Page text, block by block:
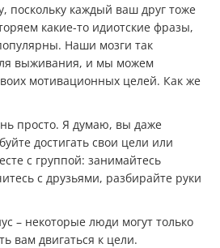
поскольку каждый ваш друг тоже
какие-то идиотские фразы,
Наши мозги так
выживания, и мы можем
мотивационных целей. Как же
просто. Я думаю, вы даже
достигать свои цели или
с группой: занимайтесь
с друзьями, разбирайте руки
– некоторые люди могут только
вам двигаться к цели.